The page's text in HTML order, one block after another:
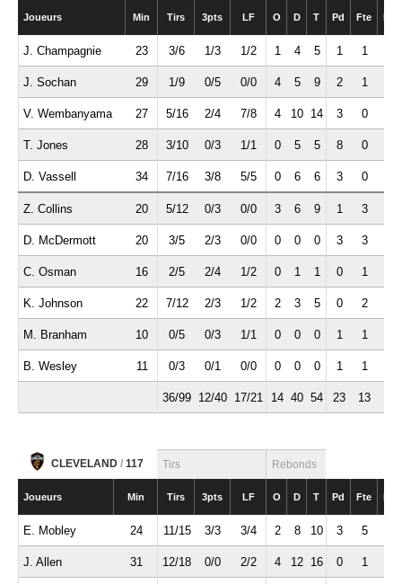
Joueurs Min Tirs 3pts LF O D T Pd Fte Int
J. Champagnie 23 3/6 1/3 1/2 1 4 5 1 1
J. Sochan 29 1/9 0/5 0/0 4 5 9 2 1
V. Wembanyama 27 5/16 2/4 7/8 4 10 14 3 0
T. Jones 28 3/10 0/3 1/1 0 5 5 8 0
D. Vassell 34 7/16 3/8 5/5 0 6 6 3 0
Z. Collins 20 5/12 0/3 0/0 3 6 9 1 3
D. McDermott 20 3/5 2/3 0/0 0 0 0 3 3
C. Osman 16 2/5 2/4 1/2 0 1 1 0 1
K. Johnson 22 7/12 2/3 1/2 2 3 5 0 2
M. Branham 10 0/5 0/3 1/1 0 0 0 1 1
B. Wesley 11 0/3 0/1 0/0 0 0 0 1 1
36/99 12/40 17/21 14 40 54 23 13
CLEVELAND / 117 Tirs Rebonds
Joueurs Min Tirs 3pts LF O D T Pd Fte Int
E. Mobley 24 11/15 3/3 3/4 2 8 10 3 5
J. Allen 31 12/18 0/0 2/2 4 12 16 0 1